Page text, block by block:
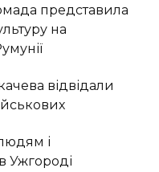
представила
на
відвідали
і
Ужгороді